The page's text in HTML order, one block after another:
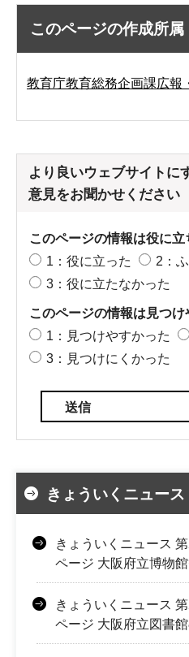
このページの作成所属
教育庁教育総務企画課広報
より良いウェブサイトに
意見をお聞かせください
このページの情報は役に立
1：役に立った
2：
3：役に立たなかった
このページの情報は見つ
1：見つけやすかった
3：見つけにくかった
きょういくニュース
きょういくニュース
ページ 大阪府立博物
きょういくニュース
ページ 大阪府立図書